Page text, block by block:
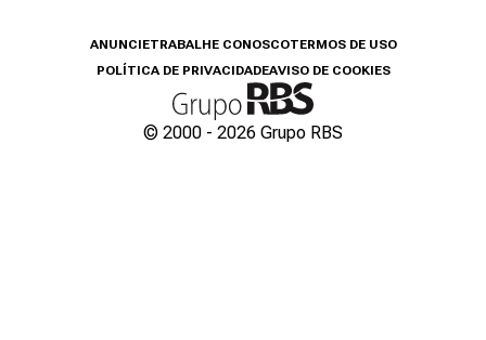
ANUNCIETRABALHE CONOSCOTERMOS DE USO
POLÍTICA DE PRIVACIDADEAVISO DE COOKIES
© 2000 - 2026 Grupo RBS